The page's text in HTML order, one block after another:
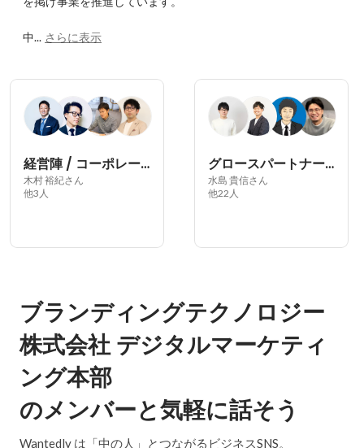
中... さらに表示
経営陣 / コーポレート部門
木村 裕紀さん
他3人
グロースパートナー部
水島 貴信さん
他22人
ブランディングテクノロジー
株式会社 デジタルマーケティ
ング本部
のメンバーと気軽に話そう
Wantedly は「中の人」とつながるビジネスSNS。